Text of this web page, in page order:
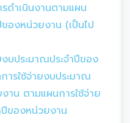
ดำเนินงานตามแผน
องหน่วยงาน (เป็นไป
งบประมาณประจำปีของ
ารใช้จ่ายงบประมาณ
าน ตามแผนการใช้จ่าย
ของหน่วยงาน